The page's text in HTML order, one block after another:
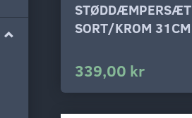
STØDDÆMPERSÆT
SORT/KROM 31CM
339,00 kr